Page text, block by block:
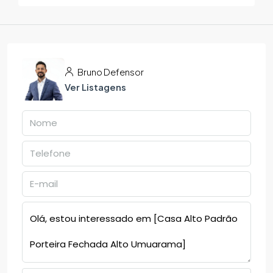
Bruno Defensor
Ver Listagens